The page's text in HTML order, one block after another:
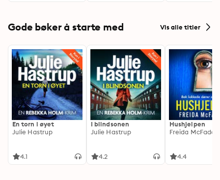
Gode bøker å starte med Vis alle titler
En torn i øyet
Julie Hastrup
4.1
I blindsonen
Julie Hastrup
4.2
Hushjelpen
Freida
4.4